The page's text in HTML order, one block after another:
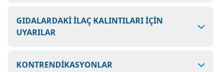
GIDALARDAKİ İLAÇ KALINTILARI İÇİN
UYARILAR
KONTRENDİKASYONLAR